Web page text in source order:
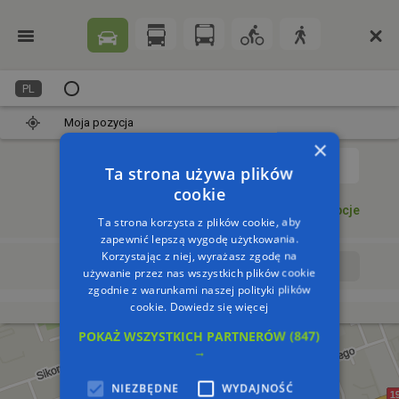
PL
Moja pozycja
Opcje
Wyrusz teraz Wyrusz o:
×
Ta strona używa plików
cookie
Ta strona korzysta z plików cookie, aby
zapewnić lepszą wygodę użytkowania.
Korzystając z niej, wyrażasz zgodę na
używanie przez nas wszystkich plików cookie
zgodnie z warunkami naszej polityki plików
cookie. Dowiedz się więcej
POKAŻ WSZYSTKICH PARTNERÓW(847)
→
NIEZBĘDNE WYDAJNOŚĆ